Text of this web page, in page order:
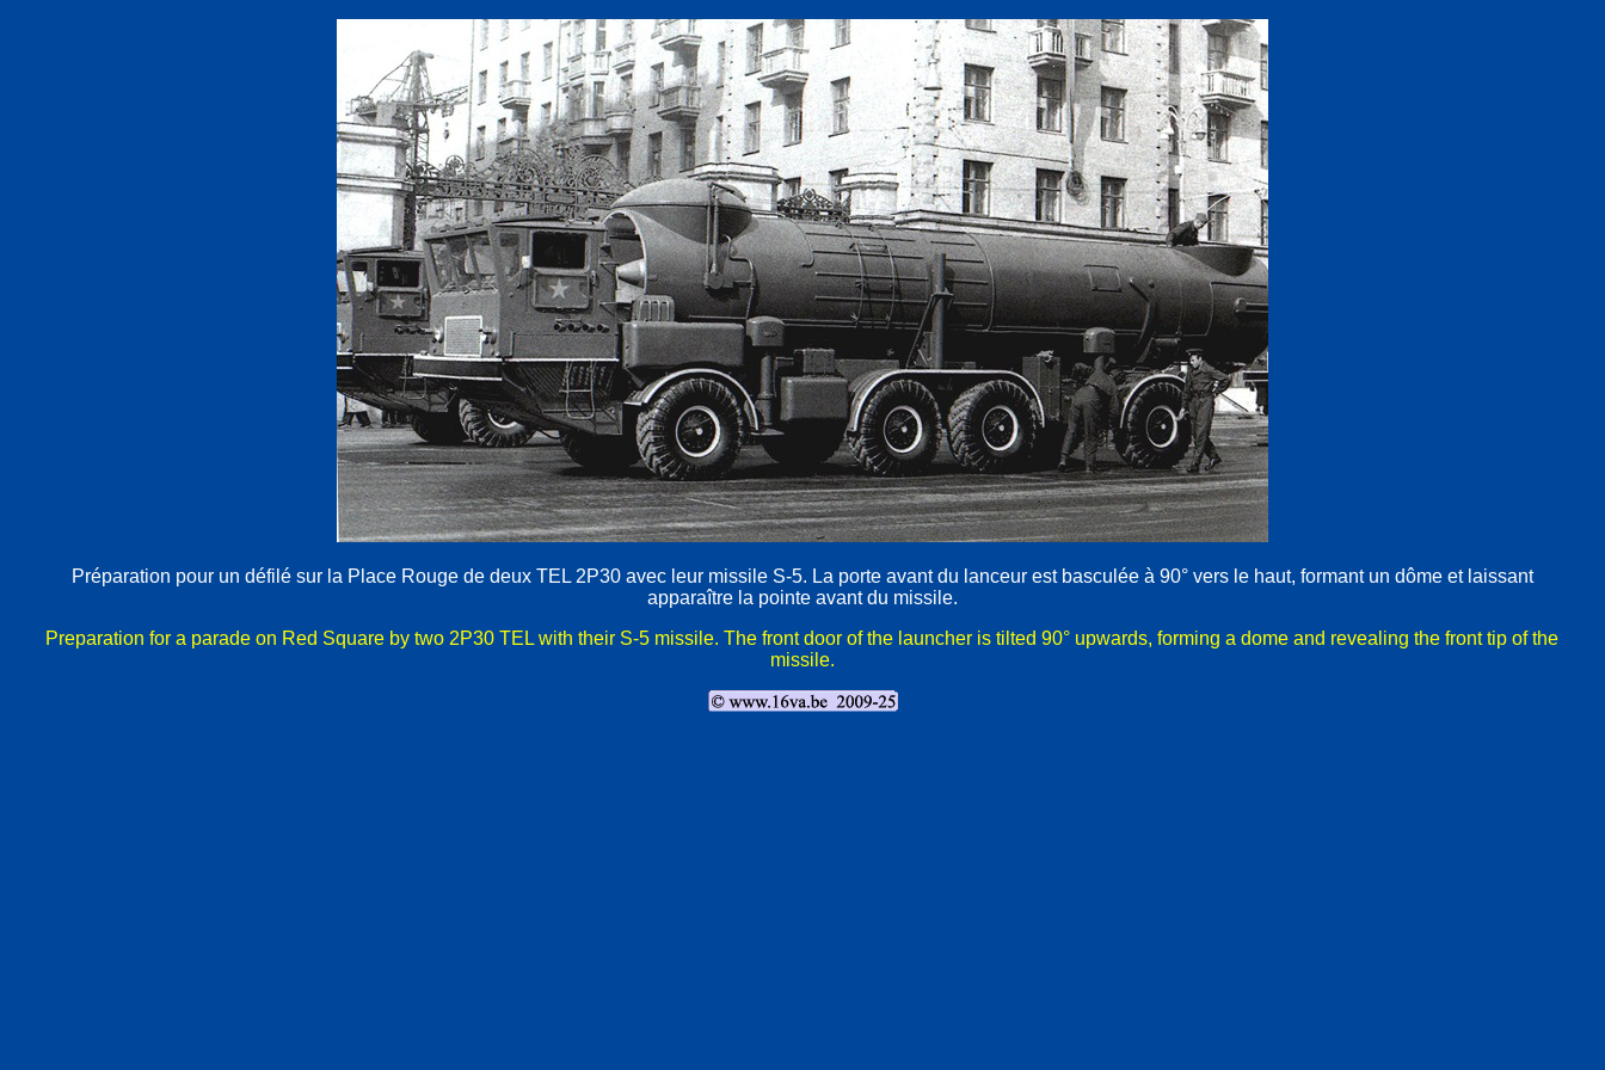
Préparation pour un défilé sur la Place Rouge de deux TEL 2P30 avec leur missile S-5. La porte avant du lanceur est basculée à 90° vers le haut, formant un dôme et laissant
apparaître la pointe avant du missile.
Preparation for a parade on Red Square by two 2P30 TEL with their S-5 missile. The front door of the launcher is tilted 90° upwards, forming a dome and revealing the front tip of the
missile.